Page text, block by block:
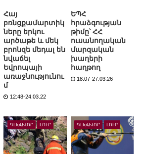
Հայ
բռնցքամարտիկ
ները երկու
արծաթե և մեկ
բրոնզե մեդալ են
նվաճել
Եվրոպայի
առաջնությունու
մ
12:48-24.03.22
ԵՊՀ
հրաձգության
թիմը՝ ՀՀ
ուսանողական
մարզական
խաղերի
հաղթող
18:07-27.03.26
ԳԼԽԱՎՈՐ ԼՈՒՐ ԳԼԽԱՎՈՐ ԼՈՒՐ